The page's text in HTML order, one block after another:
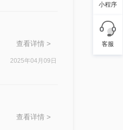
查看详情 >
2025年04月09日
查看详情 >
小程序
客服